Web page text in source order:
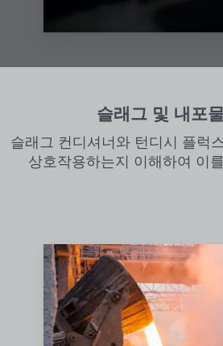
슬래그 및 내포
슬래그 컨디셔너와 턴디시 플럭
상호작용하는지 이해하여 이